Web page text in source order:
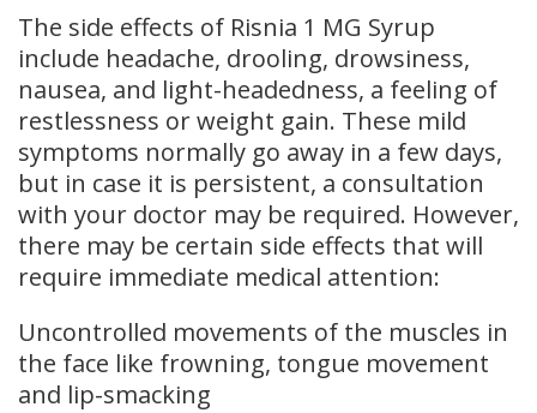
The side effects of Risnia 1 MG Syrup
include headache, drooling, drowsiness,
nausea, and light-headedness, a feeling of
restlessness or weight gain. These mild
symptoms normally go away in a few days,
but in case it is persistent, a consultation
with your doctor may be required. However,
there may be certain side effects that will
require immediate medical attention:
Uncontrolled movements of the muscles in
the face like frowning, tongue movement
and lip-smacking